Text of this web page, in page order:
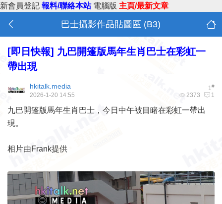
新會員登記 報料/聯絡本站 電腦版 主頁/最新文章
巴士攝影作品貼圖區 (B3)
[即日快報] 九巴開篷版馬年生肖巴士在彩虹一
帶出現
1#
hkitalk.media
2373 1
2026-1-20 14:55
九巴開篷版馬年生肖巴士，今日中午被目睹在彩虹一帶出
現。
相片由Frank提供